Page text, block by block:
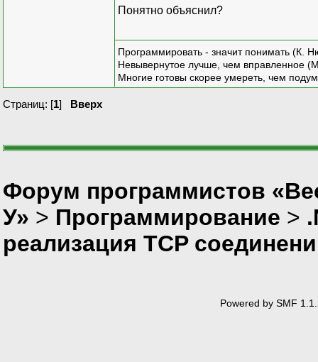
public
Понятно объяснил?
Программировать - значит понимать (К.
Невывернутое лучше, чем вправленное
Многие готовы скорее умереть, чем
Страниц: [1] Вверх
Форум программистов
У» > Программирование >
реализация TCP
Powered by SMF